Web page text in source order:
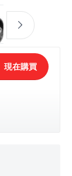
現在購買